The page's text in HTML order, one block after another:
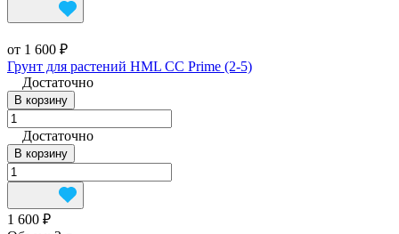
от 1 600 ₽
Грунт для растений HML CC Prime (2-5)
Достаточно
В корзину
Достаточно
В корзину
1 600 ₽